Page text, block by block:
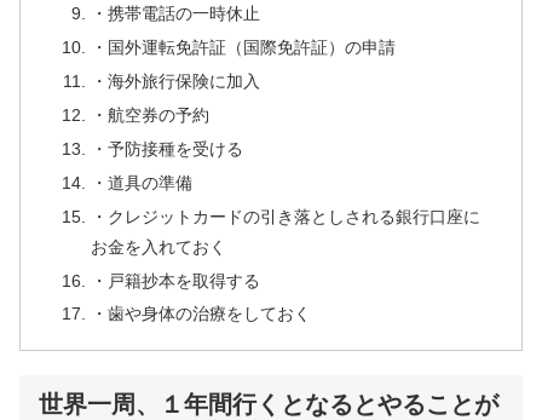
・携帯電話の一時休止
・国外運転免許証（国際免許証）の申請
・海外旅行保険に加入
・航空券の予約
・予防接種を受ける
・道具の準備
・クレジットカードの引き落としされる銀行口座に
お金を入れておく
・戸籍抄本を取得する
・歯や身体の治療をしておく
世界一周、１年間行くとなるとやることが